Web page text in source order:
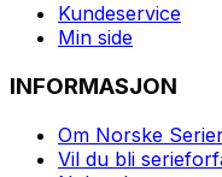
Kundeservice
Min side
INFORMASJON
Om Norske
Vil du bli